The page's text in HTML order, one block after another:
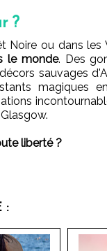
?
Noire ou dans
le monde. Des
sauvages
magiques
liberté ?
: